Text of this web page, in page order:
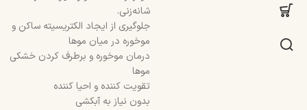
شانه‌زنی.
جلوگیری از ایجاد الکتریسیته ساکن و
موخوره در میان موها
درمان موخوره و برطرف کردن خشکی
موها
تقویت کننده و احیا کننده
بدون نیاز به آبکشی